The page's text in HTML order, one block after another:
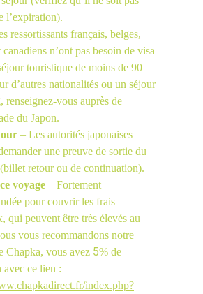
l’expiration).
ressortissants français, belges,
canadiens n’ont pas besoin de visa
touristique de moins de 90
d’autres nationalités ou un séjour
renseignez-vous auprès de
du Japon.
– Les autorités japonaises
une preuve de sortie du
retour ou de continuation).
voyage – Fortement
pour couvrir les frais
qui peuvent être très élevés au
vous recommandons notre
Chapka, vous avez 5% de
avec ce lien :
index.php?